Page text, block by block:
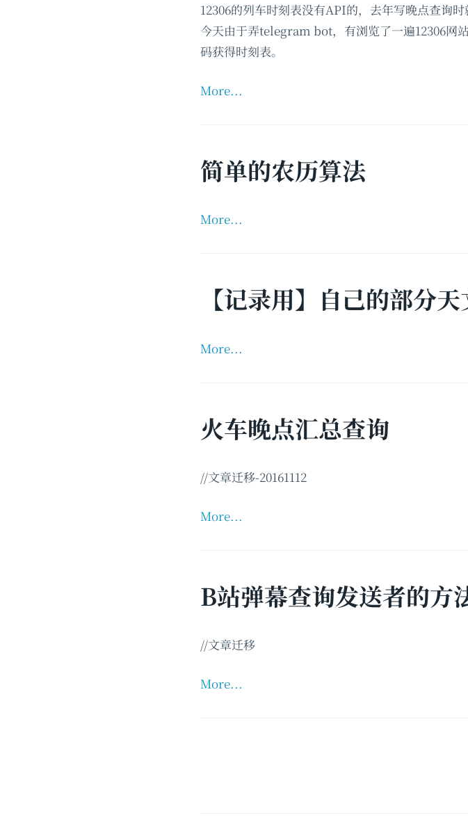
12306的列车时刻表没有API的，去年写晚点查询时
今天由于弄telegram bot，有浏览了一遍12306网
码获得时刻表。
More...
简单的农历算法
More...
【记录用】自己的部分
More...
火车晚点汇总查询
//文章迁移-20161112
More...
B站弹幕查询发送者的方
//文章迁移
More...